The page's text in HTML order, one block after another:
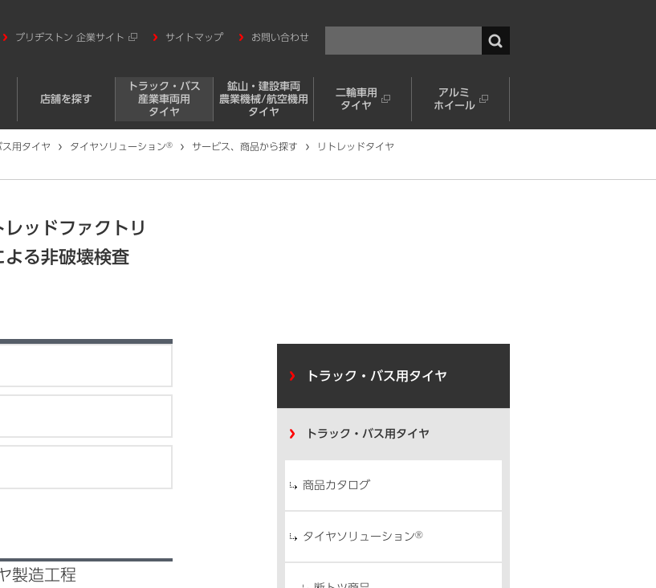
お問い合わせ
サイトマップ
ブリヂストン 企業サイト
店舗を探す
トラック・バス
産業車両用
タイヤ
鉱山・建設車両
農業機械/航空機用
タイヤ
二輪車用
タイヤ
アルミ
ホイール
ス用タイヤ タイヤソリューション® サービス、商品から探す
リトレッドタイヤ
ッドファクトリ
る非破壊検査
製造工程
トラック・バス用タイヤ
トラック・バス用タイヤ
商品カタログ
タイヤソリューション®